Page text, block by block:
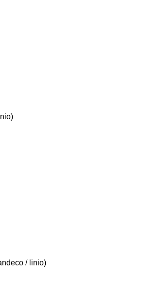
/ linio)